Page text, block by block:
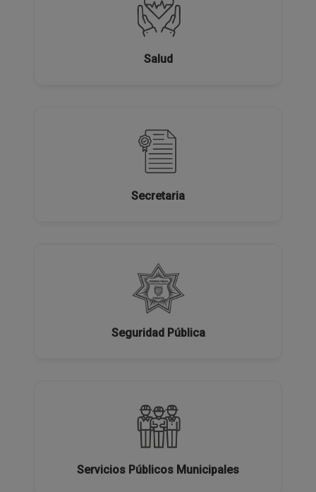
Salud
Secretaria
Seguridad Pública
Servicios Públicos Municipales